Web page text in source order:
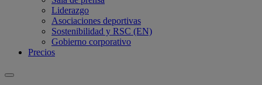
Liderazgo
Asociaciones deportivas
Sostenibilidad y RSC (EN)
Gobierno corporativo
Precios